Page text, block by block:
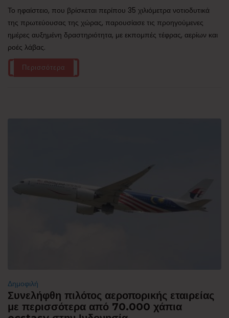
Το ηφαίστειο, που βρίσκεται περίπου 35 χιλιόμετρα νοτιοδυτικά
της πρωτεύουσας της χώρας, παρουσίασε τις προηγούμενες
ημέρες αυξημένη δραστηριότητα, με εκπομπές τέφρας, αερίων και
ροές λάβας.
Περισσότερα
Δημοφιλή
Συνελήφθη πιλότος αεροπορικής εταιρείας
με περισσότερα από 70.000 χάπια